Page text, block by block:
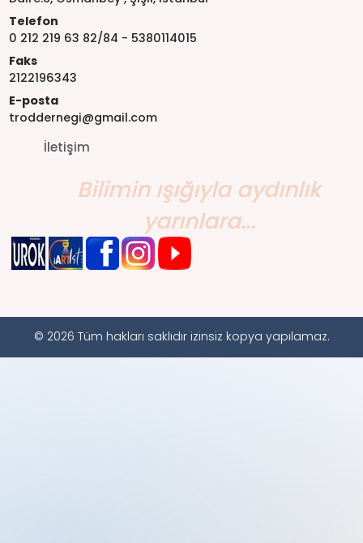
Telefon
0 212 219 63 82/84 - 5380114015
Faks
2122196343
E-posta
troddernegi@gmail.com
İletişim
Bilimin ışığıyla aydınlık
yarınlara...
© 2026 Tüm hakları saklıdır izinsiz kopya yapılamaz.